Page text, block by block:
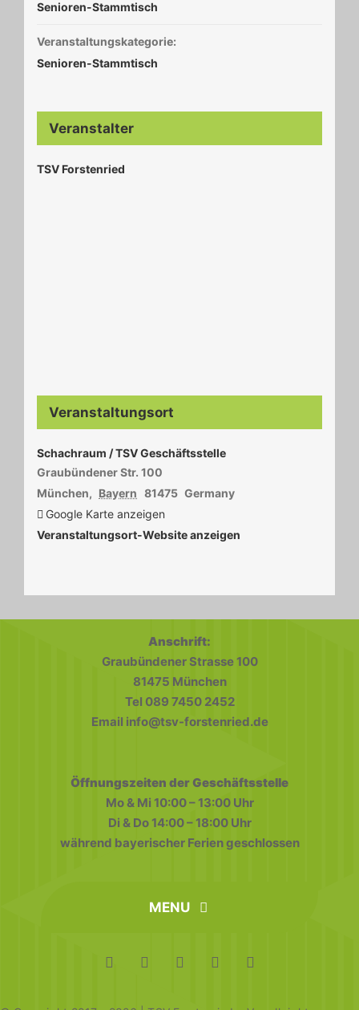
Senioren-Stammtisch
Veranstaltungskategorie:
Senioren-Stammtisch
Veranstalter
TSV Forstenried
Veranstaltungsort
Schachraum / TSV Geschäftsstelle
Graubündener Str. 100
München, Bayern 81475 Germany
Google Karte anzeigen
Veranstaltungsort-Website anzeigen
Anschrift:
Graubündener Strasse 100
81475 München
Tel 089 7450 2452
Email info@tsv-forstenried.de
Öffnungszeiten der Geschäftsstelle
Mo & Mi 10:00 – 13:00 Uhr
Di & Do 14:00 – 18:00 Uhr
während bayerischer Ferien geschlossen
MENU
FAQ